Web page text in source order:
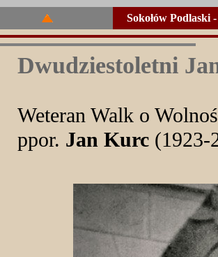
Sokołów Podlaski
Dwudziestoletni
Weteran Walk o
ppor. Jan Kurc